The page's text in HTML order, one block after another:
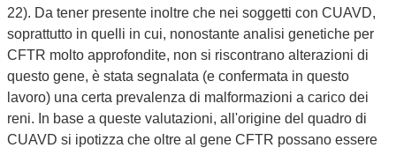
22). Da tener presente inoltre che nei soggetti con CUAVD,
soprattutto in quelli in cui, nonostante analisi genetiche per
CFTR molto approfondite, non si riscontrano alterazioni di
questo gene, è stata segnalata (e confermata in questo
lavoro) una certa prevalenza di malformazioni a carico dei
reni. In base a queste valutazioni, all'origine del quadro di
CUAVD si ipotizza che oltre al gene CFTR possano essere